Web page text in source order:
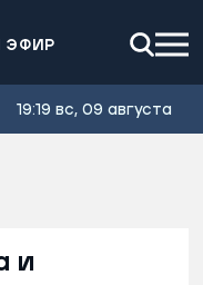
ЭФИР
19:19 вс, 09 августа
и